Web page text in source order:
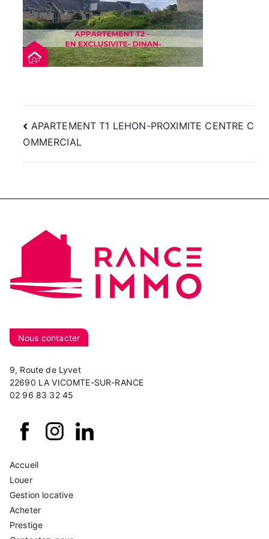
Navigation
APARTEMENT T1 LEHON-PROXIMITE CENTRE C
OMMERCIAL
Nous contacter
9, Route de Lyvet
22690 LA VICOMTE-SUR-RANCE
02 96 83 32 45
Accueil
Louer
Gestion locative
Acheter
Prestige